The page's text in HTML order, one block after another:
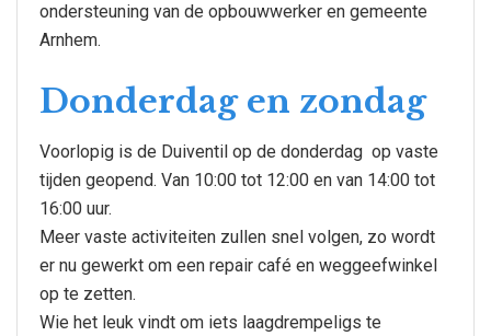
ondersteuning van de opbouwwerker en gemeente
Arnhem.
Donderdag en zondag
Voorlopig is de Duiventil op de donderdag op vaste
tijden geopend. Van 10:00 tot 12:00 en van 14:00 tot
16:00 uur.
Meer vaste activiteiten zullen snel volgen, zo wordt
er nu gewerkt om een repair café en weggeefwinkel
op te zetten.
Wie het leuk vindt om iets laagdrempeligs te